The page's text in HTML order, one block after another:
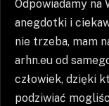
Odpowiadamy na
anegdotki i
nie trzeba, mam
arhn.eu od
człowiek, dzięki
podziwiać